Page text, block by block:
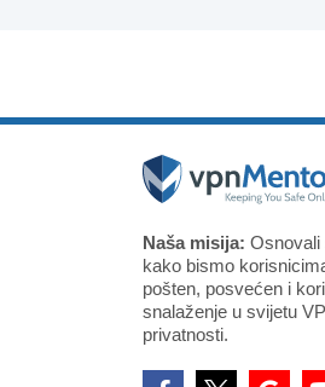
Naša misija: Osnovali
kako bismo
pošten, posvećen i
snalaženje u svijetu
privatnosti.